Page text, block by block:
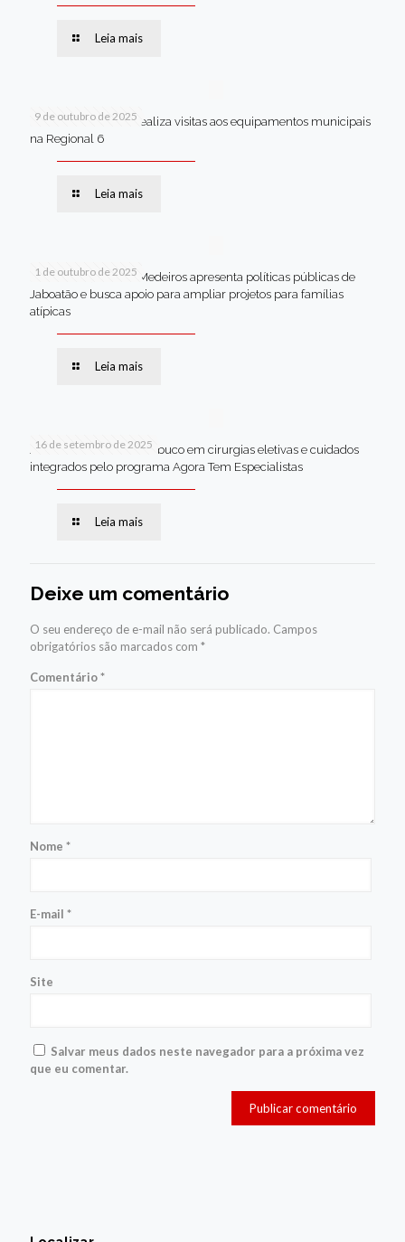
Leia mais
9 de outubro de 2025
Van dos secretários realiza visitas aos equipamentos municipais
na Regional 6
Leia mais
1 de outubro de 2025
Em Brasília, Andréa Medeiros apresenta políticas públicas de
Jaboatão e busca apoio para ampliar projetos para famílias
atípicas
Leia mais
16 de setembro de 2025
Jaboatão lidera Pernambuco em cirurgias eletivas e cuidados
integrados pelo programa Agora Tem Especialistas
Leia mais
Deixe um comentário
O seu endereço de e-mail não será publicado. Campos
obrigatórios são marcados com *
Comentário*
Nome *
E-mail *
Site
Salvar meus dados neste navegador para a próxima vez
que eu comentar.